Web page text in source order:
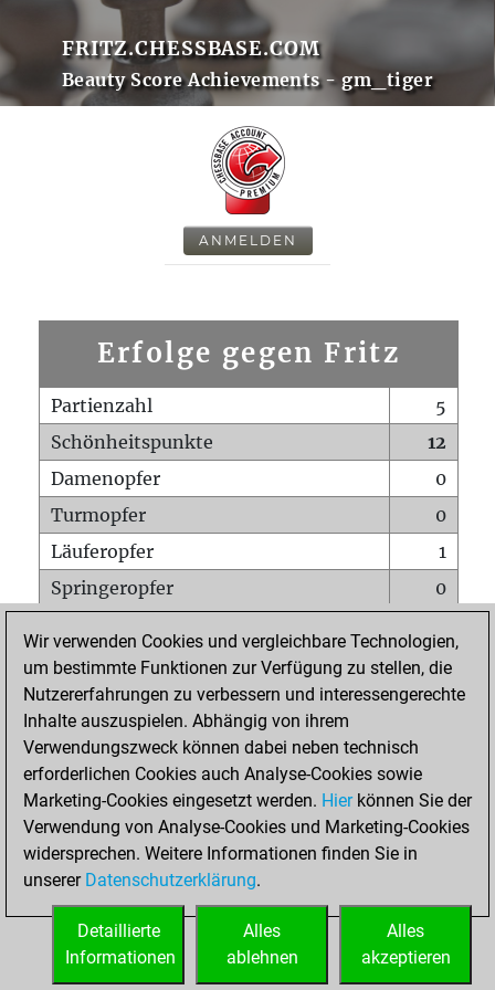
FRITZ.CHESSBASE.COM
Beauty Score Achievements - gm_tiger
ANMELDEN
Erfolge gegen Fritz
Partienzahl
5
Schönheitspunkte
12
Damenopfer
0
Turmopfer
0
Läuferopfer
1
Springeropfer
0
Matt auf vollem Brett
0
Bauer setzt Matt
0
Erstickte Matts
Unterverwandlungen
Türme auf der siebten
0
STARTSEITE
Wir verwenden Cookies und vergleichbare Technologien,
um bestimmte Funktionen zur Verfügung zu stellen, die
Nutzererfahrungen zu verbessern und interessengerechte
Inhalte auszuspielen. Abhängig von ihrem
Verwendungszweck können dabei neben technisch
erforderlichen Cookies auch Analyse-Cookies sowie
Marketing-Cookies eingesetzt werden. Hierkönnen Sie der
Verwendung von Analyse-Cookies und Marketing-Cookies
widersprechen. Weitere Informationen finden Sie in
unserer Datenschutzerklärung.
Alles
akzeptieren
Alles
ablehnen
Detaillierte
Informationen